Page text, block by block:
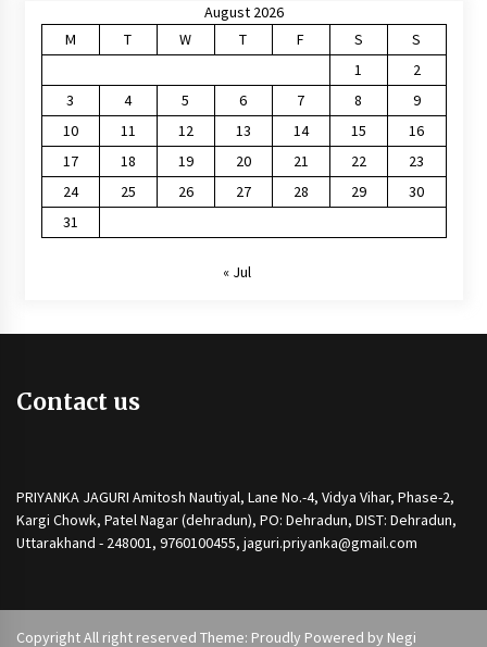
August 2026
M
T W T F S
S
1
2
3
4 5 6 7 8
9
10
11 12 13 14 15
16
17
18 19 20 21 22
23
24
25 26 27 28 29
30
31
« Jul
Contact us
PRIYANKA JAGURI Amitosh Nautiyal, Lane No.-4, Vidya Vihar, Phase-2,
Kargi Chowk, Patel Nagar (dehradun), PO: Dehradun, DIST: Dehradun,
Uttarakhand - 248001, 9760100455, jaguri.priyanka@gmail.com
Copyright All right reserved Theme: Proudly Powered by Negi